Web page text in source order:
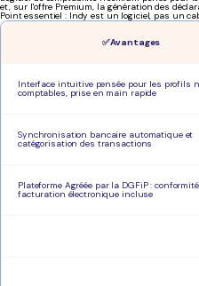
et, sur l'offre Premium, la génération des
Point essentiel : Indy est un logiciel, pas un
✅ Avantages
Interface intuitive pensée pour les profils
comptables, prise en main rapide
Synchronisation bancaire automatique et
catégorisation des transactions
Plateforme Agréée par la DGFiP : conformité
facturation électronique incluse